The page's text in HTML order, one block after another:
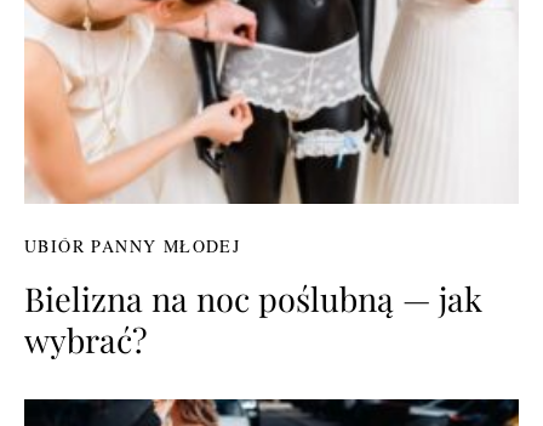
UBIÓR PANNY MŁODEJ
Bielizna na noc poślubną — jak
wybrać?